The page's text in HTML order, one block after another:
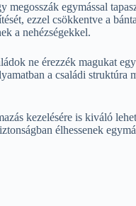
egymással
ezzel csökkentve a
a nehézségekkel.
ne érezzék magukat
a családi
kezelésére is kiváló
élhessenek